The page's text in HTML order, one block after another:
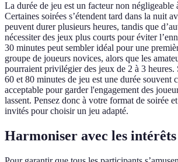
La durée de jeu est un facteur non négligeable
Certaines soirées s’étendent tard dans la nuit
peuvent durer plusieurs heures, tandis que
nécessiter des jeux plus courts pour éviter
30 minutes peut sembler idéal pour une
groupe de joueurs novices, alors que les
pourraient privilégier des jeux de 2 à 3 heures.
60 et 80 minutes de jeu est une durée souvent
acceptable pour garder l'engagement des
lassent. Pensez donc à votre format de soirée
invités pour choisir un jeu adapté.
Harmoniser avec les